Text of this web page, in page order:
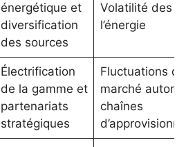
énergétique et
diversification
des sources
Volatilité des
l’énergie
Électrification
de la gamme et
partenariats
stratégiques
Fluctuations du
marché
chaînes